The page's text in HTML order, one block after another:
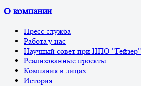
О компании
Пресс-служба
Работа у нас
Научный совет при НПО "Гейзер"
Реализованные проекты
Компания в лицах
История